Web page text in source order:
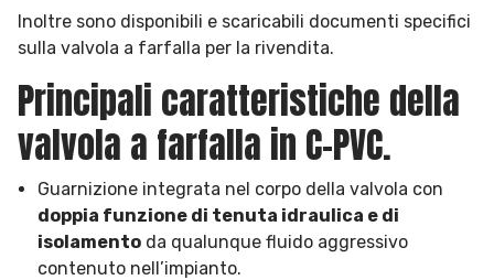
Inoltre sono disponibili e scaricabili documenti specifici
sulla valvola a farfalla per la rivendita.
Principali caratteristiche della
valvola a farfalla in C-PVC.
Guarnizione integrata nel corpo della valvola con
doppia funzione di tenuta idraulica e di
isolamento da qualunque fluido aggressivo
contenuto nell’impianto.